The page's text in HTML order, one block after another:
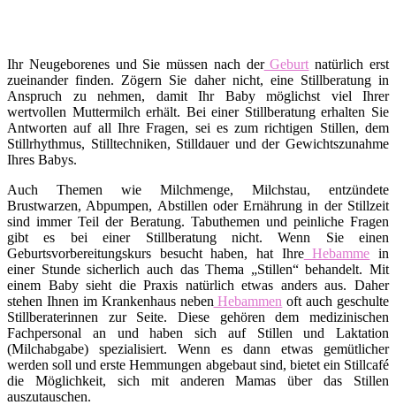
Ihr Neugeborenes und Sie müssen nach derGeburt natürlich erst
zueinander finden. Zögern Sie daher nicht, eine Stillberatung in
Anspruch zu nehmen, damit Ihr Baby möglichst viel Ihrer
wertvollen Muttermilch erhält. Bei einer Stillberatung erhalten Sie
Antworten auf all Ihre Fragen, sei es zum richtigen Stillen, dem
Stillrhythmus, Stilltechniken, Stilldauer und der Gewichtszunahme
Ihres Babys.
Auch Themen wie Milchmenge, Milchstau, entzündete
Brustwarzen, Abpumpen, Abstillen oder Ernährung in der Stillzeit
sind immer Teil der Beratung. Tabuthemen und peinliche Fragen
gibt es bei einer Stillberatung nicht. Wenn Sie einen
Geburtsvorbereitungskurs besucht haben, hat IhreHebamme in
einer Stunde sicherlich auch das Thema „Stillen“ behandelt. Mit
einem Baby sieht die Praxis natürlich etwas anders aus. Daher
stehen Ihnen im Krankenhaus neben Hebammen oft auch geschulte
Stillberaterinnen zur Seite. Diese gehören dem medizinischen
Fachpersonal an und haben sich auf Stillen und Laktation
(Milchabgabe) spezialisiert. Wenn es dann etwas gemütlicher
werden soll und erste Hemmungen abgebaut sind, bietet ein Stillcafé
die Möglichkeit, sich mit anderen Mamas über das Stillen
auszutauschen.